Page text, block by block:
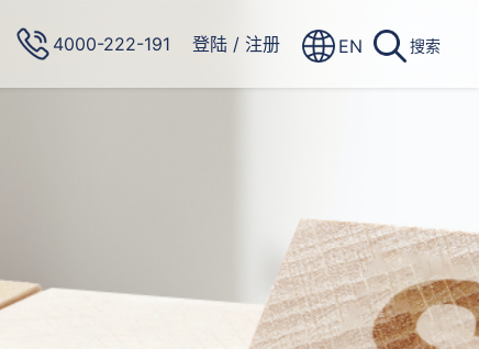
4000-222-191 登陆 / 注册 EN 搜索